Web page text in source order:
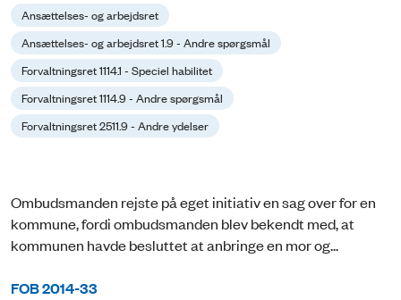
Ansættelses- og arbejdsret
Ansættelses- og arbejdsret 1.9 - Andre spørgsmål
Forvaltningsret 1114.1 - Speciel habilitet
Forvaltningsret 1114.9 - Andre spørgsmål
Forvaltningsret 2511.9 - Andre ydelser
Ombudsmanden rejste på eget initiativ en sag over for en
kommune, fordi ombudsmanden blev bekendt med, at
kommunen havde besluttet at anbringe en mor og...
FOB 2014-33